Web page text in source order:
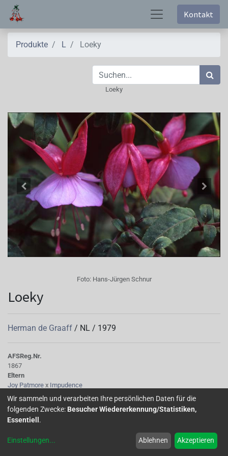
Kontakt
Produkte L Loeky
Loeky
Foto: Hans-Jürgen Schnur
Loeky
Herman de Graaff / NL / 1979
AFSReg.Nr.
1867
Eltern
Joy Patmore x Impudence
Tubus
karmesinrot
Sepalen
Oberseite glänzend, karmesinrot, öffnen fast vollständig senkrecht auf
Korolle/Petalen
Wir sammeln und verarbeiten Ihre persönlichen Daten für die
folgenden Zwecke: Besucher Wiedererkennung/Statistiken,
Essentiell .
Einstellungen... Ablehnen Akzeptieren